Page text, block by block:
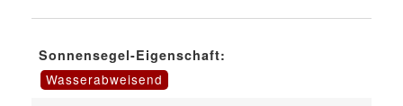
Sonnensegel-Eigenschaft:
Wasserabweisend